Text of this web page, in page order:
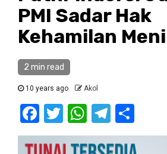
PMI Sadar Hak
Kehamilan
2 min read
10 years ago Akol
Facebook
Twitter
WhatsApp